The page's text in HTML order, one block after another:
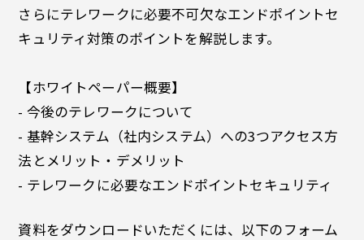
さらにテレワークに必要不可欠なエンドポイントセ
キュリティ対策のポイントを解説します。
【ホワイトペーパー概要】
- 今後のテレワークについて
- 基幹システム（社内システム）への3つアクセス方
法とメリット・デメリット
- テレワークに必要なエンドポイントセキュリティ
資料をダウンロードいただくには、以下のフォーム